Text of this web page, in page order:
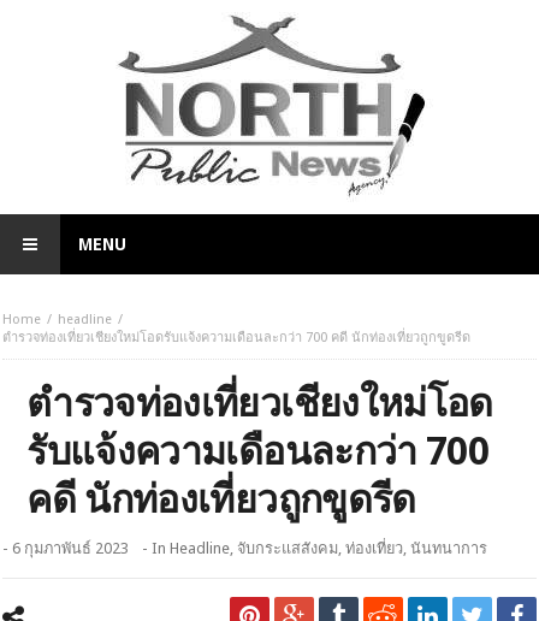
MENU
Home
headline
ตำรวจท่องเที่ยวเชียงใหม่โอดรับแจ้งความเดือนละกว่า 700 คดี นักท่องเที่ยวถูกขูดรีด
ตำรวจท่องเที่ยวเชียงใหม่โอด
รับแจ้งความเดือนละกว่า 700
คดี นักท่องเที่ยวถูกขูดรีด
- 6 กุมภาพันธ์ 2023 - InHeadline, จับกระแสสังคม,ท่องเที่ยว,นันทนาการ